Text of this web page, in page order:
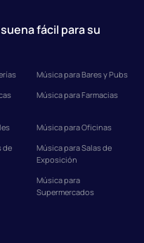
fácil para su
Música para Bares y Pubs
Música para Farmacias
Música para Oficinas
de
Música para Salas de
Exposición
Música para
Supermercados